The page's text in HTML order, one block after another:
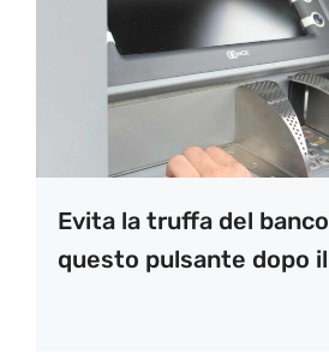
Evita la truffa del
questo pulsante dopo